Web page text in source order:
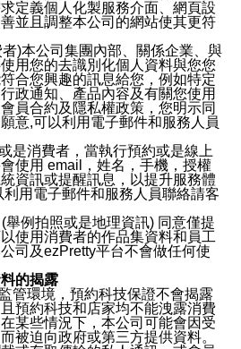
定義個人化製服務介面、網頁設
並且調整本公司的網站使其更符
)本公司集團內部、關係企業、與
用您的去識別化個人資料與您您
合您興趣的訊息給您，例如特定
政通知、產品內容及有關您使用
員合約及隱私權政策，您明示同
意,可以利用電子郵件和服務人員
是消費者，當執行預約或是線上
使用 email，姓名，手機，授權
資訊或提醒訊息，以提升服務體
用電子郵件和服務人員聯絡請客
舉例拍照或是地理資訊) 同意僅提
使用消費者的作品集資料和員工
司及ezPretty平台不會做任何使
的揭露
管環境，預約科技保證不會揭露
預約科技和店家均不能洩露消費
某些情況下，本公司可能會因受
被迫向政府或第三方提供資料。